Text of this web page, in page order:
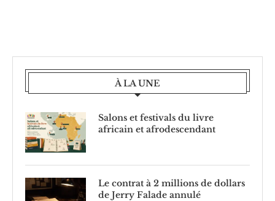
À LA UNE
Salons et festivals du livre
africain et afrodescendant
Le contrat à 2 millions de dollars
de Jerry Falade annulé